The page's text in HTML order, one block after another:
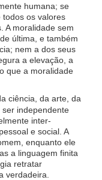
humana; se
os valores
A moralidade sem
última, e também
nem a dos seus
a elevação, a
que a moralidade
ciência, da arte, da
independente
inter-
e social. A
enquanto ele
a linguagem finita
retratar
verdadeira.